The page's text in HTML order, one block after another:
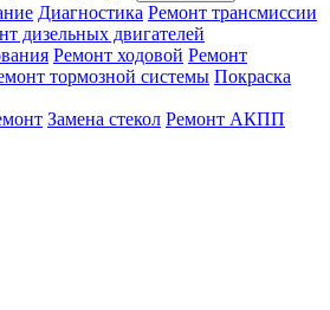
Диагностика Ремонт трансмиссии
дизельных двигателей
Ремонт ходовой Ремонт
тормозной системы Покраска
Замена стекол Ремонт АКПП